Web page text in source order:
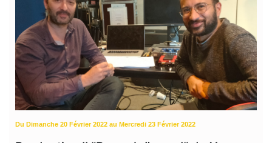
Du Dimanche 20 Février 2022 au Mercredi 23 Février 2022